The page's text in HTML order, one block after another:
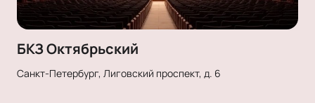
БКЗ Октябрьский
Санкт-Петербург, Лиговский проспект, д. 6